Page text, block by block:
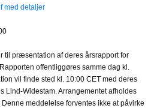
med detaljer
til præsentation af deres årsrapport for
offentliggøres samme dag kl.
vil finde sted kl. 10:00 CET med deres
Lind-Widestam. Arrangementet afholdes
meddelelse forventes ikke at påvirke